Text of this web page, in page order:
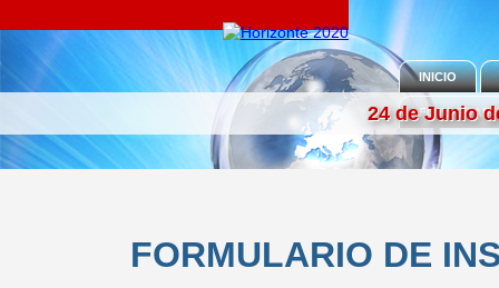
INICIO
24 de Junio
FORMULARIO DE